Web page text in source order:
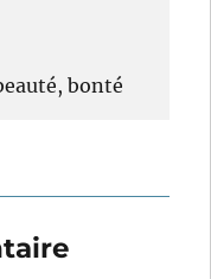
bonté